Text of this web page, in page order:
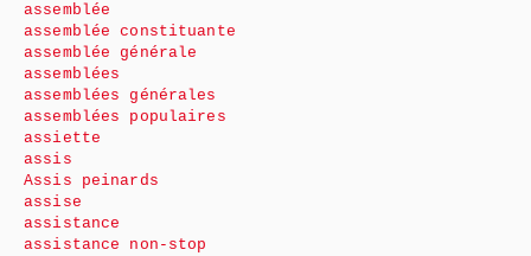
assemblée
assemblée constituante
assemblée générale
assemblées
assemblées générales
assemblées populaires
assiette
assis
Assis peinards
assise
assistance
assistance non-stop